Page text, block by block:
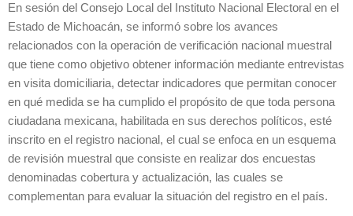
En sesión del Consejo Local del Instituto Nacional Electoral en el
Estado de Michoacán, se informó sobre los avances
relacionados con la operación de verificación nacional muestral
que tiene como objetivo obtener información mediante entrevistas
en visita domiciliaria, detectar indicadores que permitan conocer
en qué medida se ha cumplido el propósito de que toda persona
ciudadana mexicana, habilitada en sus derechos políticos, esté
inscrito en el registro nacional, el cual se enfoca en un esquema
de revisión muestral que consiste en realizar dos encuestas
denominadas cobertura y actualización, las cuales se
complementan para evaluar la situación del registro en el país.